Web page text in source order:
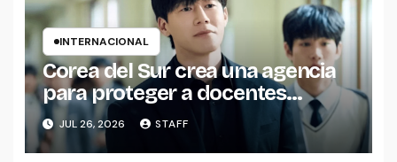
INTERNACIONAL
Corea del Sur crea una agencia
para proteger a docentes
inspirada en una exitosa serie de
Netflix
JUL 26, 2026 STAFF